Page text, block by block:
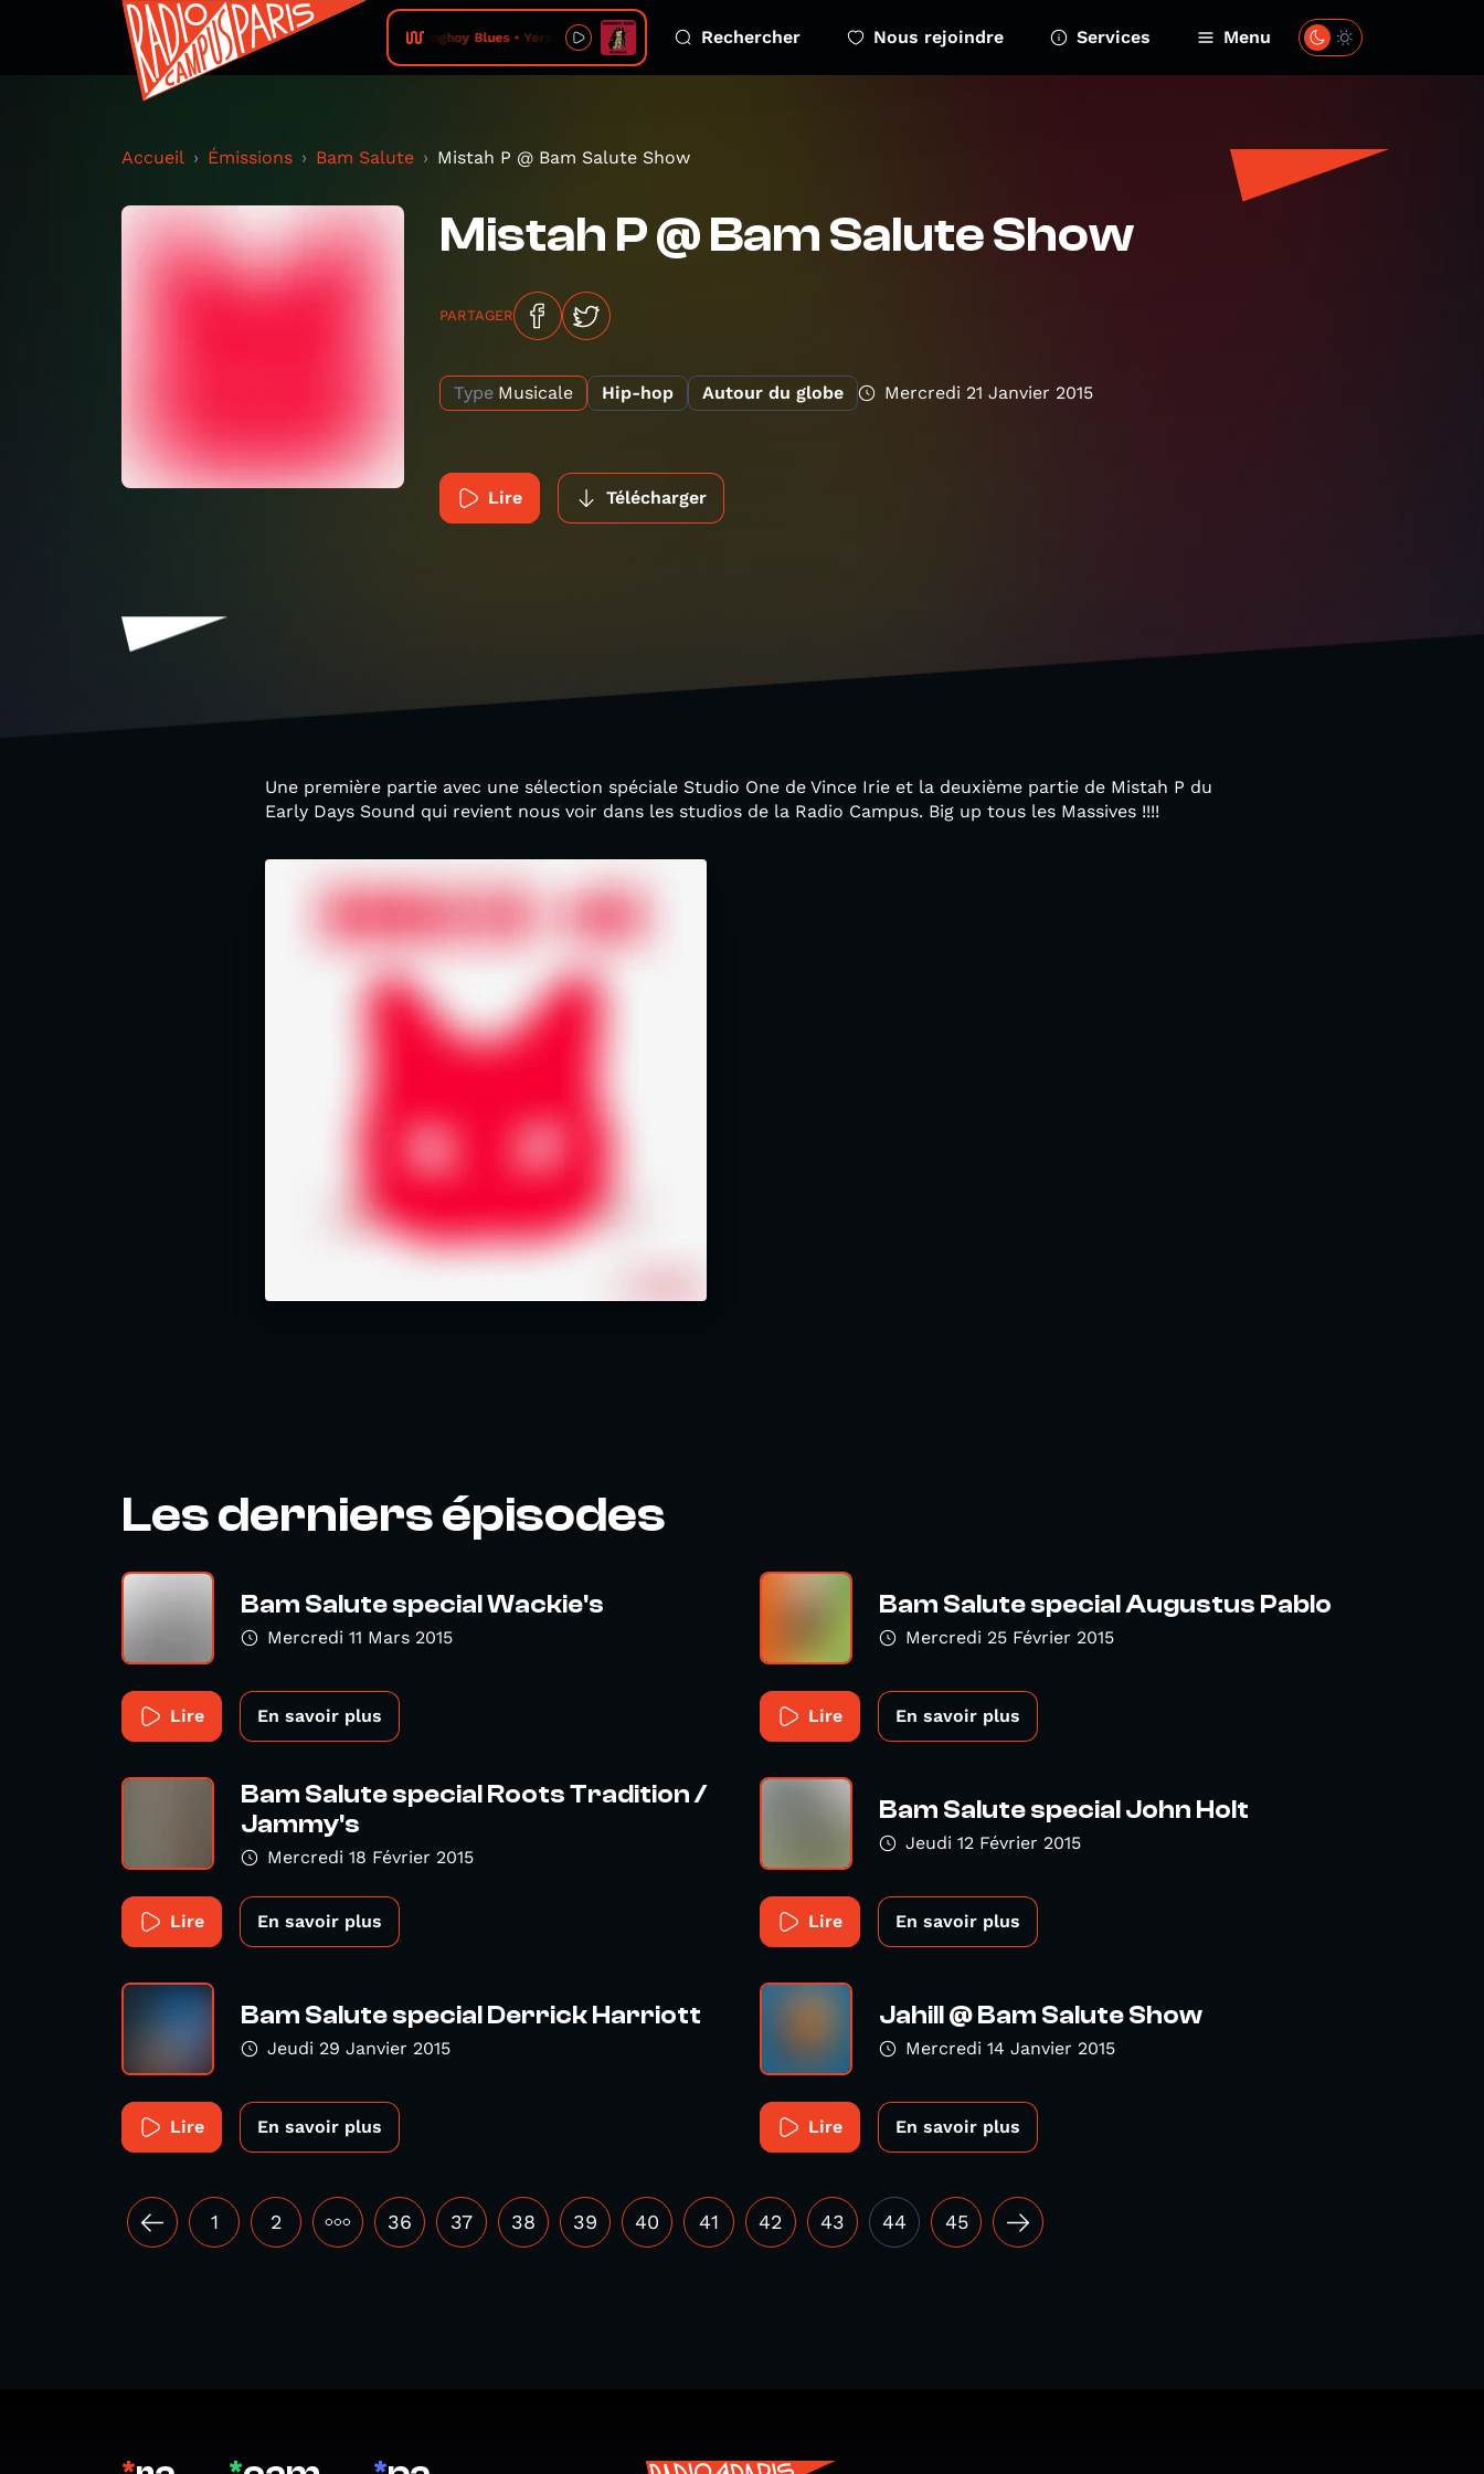
Songhoy Blues • Yersi Yadda Rechercher Nous rejoindre Services Menu
Accueil Émissions Bam Salute Mistah P @ Bam Salute Show
Mistah P @ Bam Salute Show
PARTAGER
Type Musicale Hip-hop Autour du globe Mercredi 21 Janvier 2015
Lire Télécharger
Une première partie avec une sélection spéciale Studio One de Vince Irie et la deuxième partie de Mistah P du
Early Days Sound qui revient nous voir dans les studios de la Radio Campus. Big up tous les Massives !!!!
Les derniers épisodes
Bam Salute special Wackie's
Mercredi 11 Mars 2015
Lire En savoir plus
Bam Salute special Augustus Pablo
Mercredi 25 Février 2015
Lire En savoir plus
Bam Salute special Roots Tradition /
Jammy's
Mercredi 18 Février 2015
Lire En savoir plus
Bam Salute special John Holt
Jeudi 12 Février 2015
Lire En savoir plus
Bam Salute special Derrick Harriott
Jeudi 29 Janvier 2015
Lire En savoir plus
Jahill @ Bam Salute Show
Mercredi 14 Janvier 2015
Lire En savoir plus
1 2 ••• 36 37 38 39 40 41 42 43 44 45